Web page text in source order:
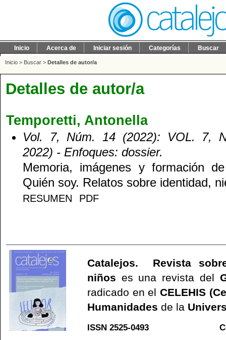
Inicio Acerca de Iniciar sesión Categorías Buscar
Inicio > Buscar > Detalles de autor/a
Detalles de autor/a
Temporetti, Antonella
Vol. 7, Núm. 14 (2022): VOL. 7,
2022) - Enfoques: dossier.
Memoria, imágenes y formación
Quién soy. Relatos sobre identidad,
RESUMEN PDF
Catalejos. Revista
niños es una revista del
radicado en el CELEHIS
Humanidades de la
ISSN 2525-0493 C